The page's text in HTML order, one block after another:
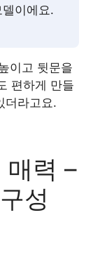
이에요.
이고 뒷문을
편하게 만들
더라고요.
매력 –
성